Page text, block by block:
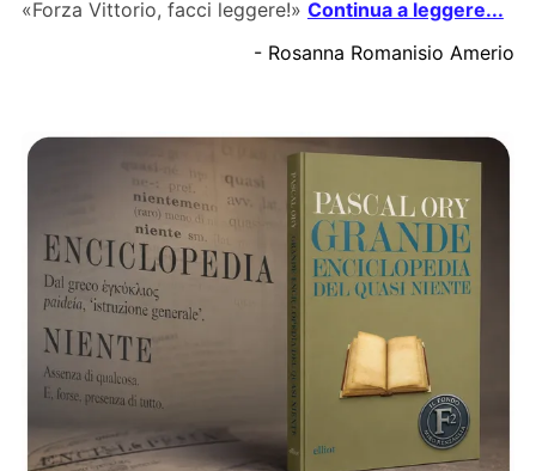
«Forza Vittorio, facci leggere!» Continua a leggere...
- Rosanna Romanisio Amerio